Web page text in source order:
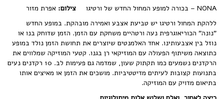
NONA – בכורה למופע המחול החדש של ורטיגו צילום:אפרת מזור
ללהקת המחול ורטיגו יש טביעת אצבע ואמירה מובהקת. במופע החדש
"נונה" הכוריאוגרפית נעה ורטהיים משחקת עם הזמן. הזמן שדוחק בנו או
נוזל בין אצבעותינו. אחד האלמנטים שיוצרים את תחושת הזמן נולד במופע
כתוצאה משיתוף הפעולה עם המוזיקאי רן בגנו. קטעי המוזיקה שמלווים את
הרקדנים נשמעים כמו תקתוק שעון, שמדמה גם פעימות לב. 10 רקדנים נעים
בתנועות קצובות לעיתים מדיטטיביות. מושכים את הזמן או מאיצים אותו
בתיאום מדויק עם המוזיקה.